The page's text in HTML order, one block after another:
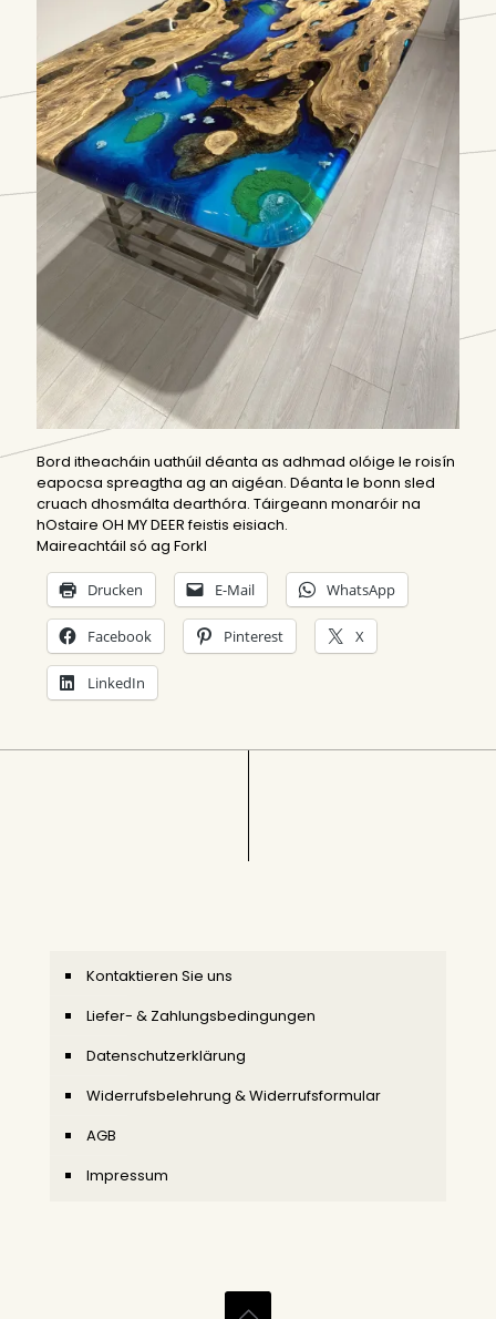
Bord itheacháin uathúil déanta as adhmad olóige le roisín
eapocsa spreagtha ag an aigéan. Déanta le bonn sled
cruach dhosmálta dearthóra. Táirgeann monaróir na
hOstaire OH MY DEER feistis eisiach.
Maireachtáil só ag Forkl
Drucken E-Mail WhatsApp
Facebook Pinterest X
LinkedIn
Kontaktieren Sie uns
Liefer- & Zahlungsbedingungen
Datenschutzerklärung
Widerrufsbelehrung & Widerrufsformular
AGB
Impressum